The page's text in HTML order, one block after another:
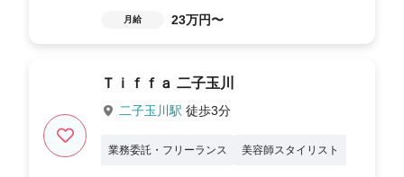
月給 23万円〜
Ｔｉｆｆａ 二子玉川
二子玉川駅 徒歩3分
業務委託・フリーランス 美容師スタイリスト